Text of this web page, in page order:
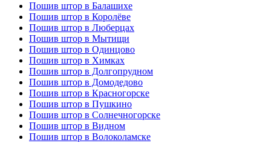
Пошив штор в Балашихе
Пошив штор в Королёве
Пошив штор в Люберцах
Пошив штор в Мытищи
Пошив штор в Одинцово
Пошив штор в Химках
Пошив штор в Долгопрудном
Пошив штор в Домодедово
Пошив штор в Красногорскe
Пошив штор в Пушкино
Пошив штор в Солнечногорскe
Пошив штор в Видном
Пошив штор в Волоколамске